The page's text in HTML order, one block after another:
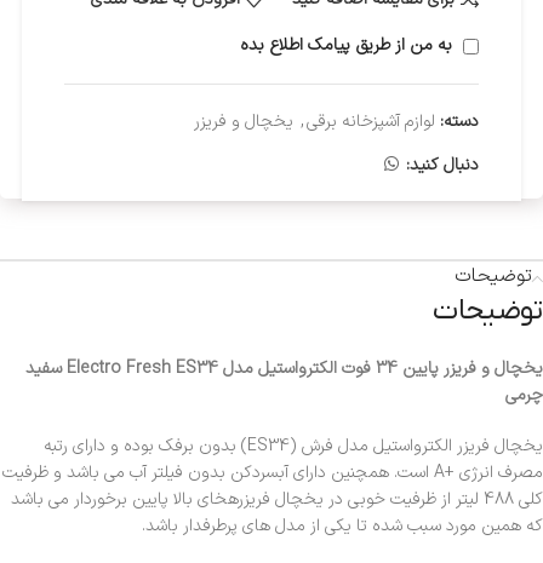
به من از طریق پیامک اطلاع بده
دسته: لوازم آشپزخانه برقی, یخچال و فریزر
دنبال کنید:
توضیحات
توضیحات
یخچال و فریزر پایین 34 فوت الکترواستیل مدل Electro Fresh ES34 سفید
چرمی
یخچال فریزر الکترواستیل مدل فرش (ES34) بدون برفک بوده و دارای رتبه
مصرف انرژی +A است. همچنین دارای آبسردکن بدون فیلتر آب می باشد و ظرفیت
کلی 488 لیتر از ظرفیت خوبی در یخچال فریزرهخای بالا پایین برخوردار می باشد
که همین مورد سبب شده تا یکی از مدل های پرطرفدار باشد.